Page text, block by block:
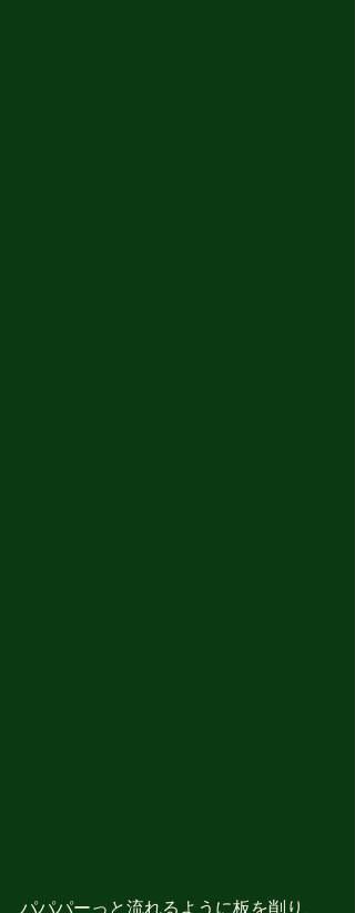
パパパーっと流れるように板を削り、